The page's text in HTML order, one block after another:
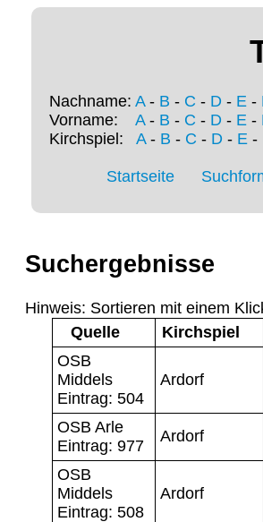
Nachname: A- B - C - D - E -
Vorname: A- B - C - D - E -
Kirchspiel: A- B - C - D- E-
Startseite
Suchergebnisse
Hinweis: Sortieren mit einem
Quelle
Kirchspiel
OSB
Middels
Eintrag: 504
Ardorf
OSB Arle
Eintrag: 977
Ardorf
OSB
Middels
Eintrag: 508
Ardorf